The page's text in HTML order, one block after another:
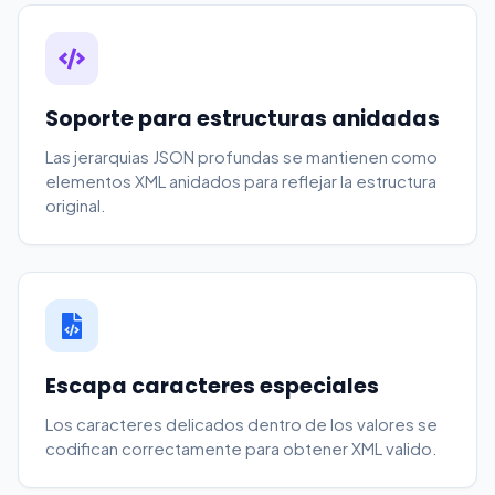
Soporte para estructuras anidadas
Las jerarquias JSON profundas se mantienen como
elementos XML anidados para reflejar la estructura
original.
Escapa caracteres especiales
Los caracteres delicados dentro de los valores se
codifican correctamente para obtener XML valido.